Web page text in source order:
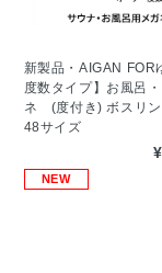
新製品・AIGAN FOR
度数タイプ】お風呂
ネ (度付き) ボスリ
48サイズ
NEW